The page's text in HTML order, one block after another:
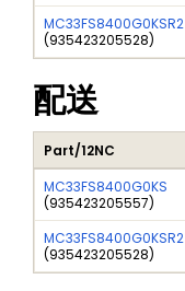
MC33FS8400G0KSR2
(935423205528)
配送
Part/12NC
MC33FS8400G0KS
(935423205557)
MC33FS8400G0KSR2
(935423205528)